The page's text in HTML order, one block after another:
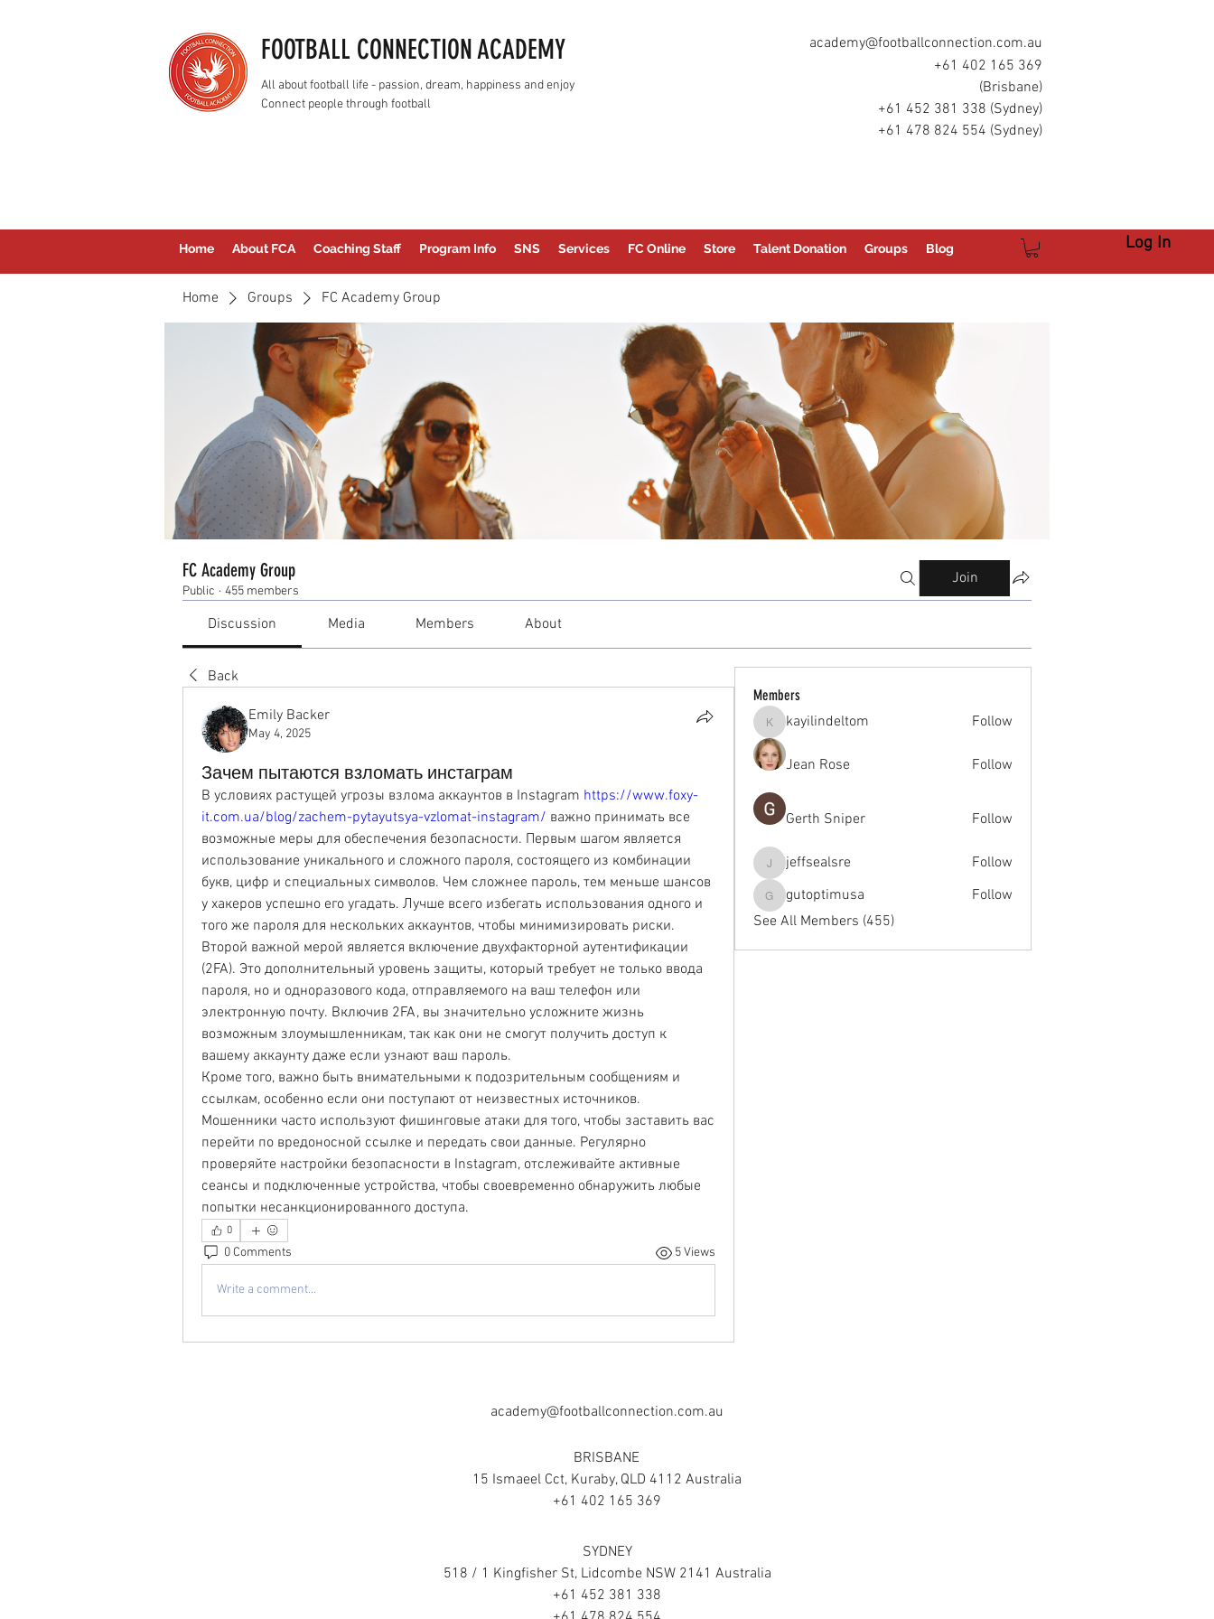
FOOTBALL CONNECTION ACADEMY
All about football life - passion, dream, happiness and enjoy
Connect people through football
academy@footballconnection.com.au
+61 402 165 369
(Brisbane)
+61 452 381 338 (Sydney)
+61 478 824 554 (Sydney)
Home About FCA Coaching Staff Program Info SNS Services FC Online Store Talent Donation Groups Blog Log In
Home Groups FC Academy Group
FC Academy Group
Public · 455 members
Join
Discussion Media Members About
Back
Emily Backer
May 4, 2025
Зачем пытаются взломать инстаграм
В условиях растущей угрозы взлома аккаунтов в Instagram https://www.foxy-
it.com.ua/blog/zachem-pytayutsya-vzlomat-instagram/ важно принимать все
возможные меры для обеспечения безопасности. Первым шагом является
использование уникального и сложного пароля, состоящего из комбинации
букв, цифр и специальных символов. Чем сложнее пароль, тем меньше шансов
у хакеров успешно его угадать. Лучше всего избегать использования одного и
того же пароля для нескольких аккаунтов, чтобы минимизировать риски.
Второй важной мерой является включение двухфакторной аутентификации
(2FA). Это дополнительный уровень защиты, который требует не только ввода
пароля, но и одноразового кода, отправляемого на ваш телефон или
электронную почту. Включив 2FA, вы значительно усложните жизнь
возможным злоумышленникам, так как они не смогут получить доступ к
вашему аккаунту даже если узнают ваш пароль.
Кроме того, важно быть внимательными к подозрительным сообщениям и
ссылкам, особенно если они поступают от неизвестных источников.
Мошенники часто используют фишинговые атаки для того, чтобы заставить вас
перейти по вредоносной ссылке и передать свои данные. Регулярно
проверяйте настройки безопасности в Instagram, отслеживайте активные
сеансы и подключенные устройства, чтобы своевременно обнаружить любые
попытки несанкционированного доступа.
0
0 Comments 5 Views
Write a comment...
Members
kayilindeltom
kayilindeltom Follow
Jean Rose Follow
Gerth Sniper Follow
jeffsealsre
jeffsealsre Follow
gutoptimusa
gutoptimusa
Follow
See All Members (455)
academy@footballconnection.com.au
BRISBANE
15 Ismaeel Cct, Kuraby, QLD 4112 Australia
+61 402 165 369
SYDNEY
518 / 1 Kingfisher St, Lidcombe NSW 2141 Australia
+61 452 381 338